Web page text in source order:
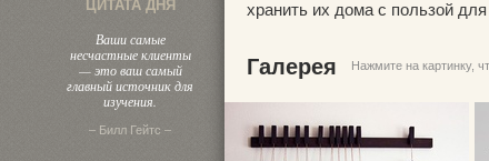
ЦИТАТА ДНЯ
Ваши самые
несчастные клиенты
— это ваш самый
главный источник для
изучения.
– Билл Гейтс –
хранить их дома с пользой для
Галерея Нажмите на картинку,